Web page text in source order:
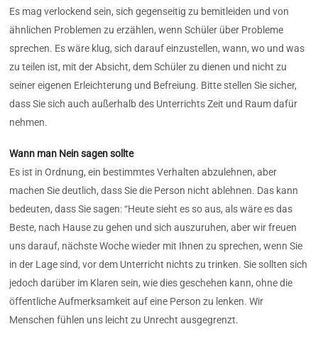
Es mag verlockend sein, sich gegenseitig zu bemitleiden und von
ähnlichen Problemen zu erzählen, wenn Schüler über Probleme
sprechen. Es wäre klug, sich darauf einzustellen, wann, wo und was
zu teilen ist, mit der Absicht, dem Schüler zu dienen und nicht zu
seiner eigenen Erleichterung und Befreiung. Bitte stellen Sie sicher,
dass Sie sich auch außerhalb des Unterrichts Zeit und Raum dafür
nehmen.
Wann man Nein sagen sollte
Es ist in Ordnung, ein bestimmtes Verhalten abzulehnen, aber
machen Sie deutlich, dass Sie die Person nicht ablehnen. Das kann
bedeuten, dass Sie sagen: “Heute sieht es so aus, als wäre es das
Beste, nach Hause zu gehen und sich auszuruhen, aber wir freuen
uns darauf, nächste Woche wieder mit Ihnen zu sprechen, wenn Sie
in der Lage sind, vor dem Unterricht nichts zu trinken. Sie sollten sich
jedoch darüber im Klaren sein, wie dies geschehen kann, ohne die
öffentliche Aufmerksamkeit auf eine Person zu lenken. Wir
Menschen fühlen uns leicht zu Unrecht ausgegrenzt.